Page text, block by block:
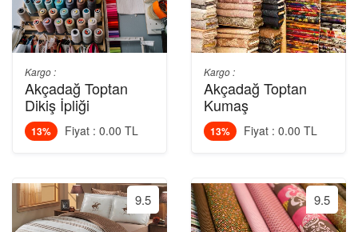
Kargo :
Akçadağ Toptan
Dikiş İpliği
13% Fiyat : 0.00 TL
9.5
Kargo :
Akçadağ Toptan
Kumaş
13% Fiyat : 0.00 TL
9.5